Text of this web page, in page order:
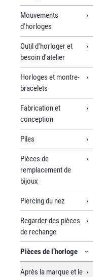
Mouvements
d'horloges
Outil d'horloger et
besoin d'atelier
Horloges et montre-
bracelets
Fabrication et
conception
Piles
Pièces de
remplacement de
bijoux
Piercing du nez
Regarder des pièces
de rechange
Pièces de l’horloge
Après la marque et le